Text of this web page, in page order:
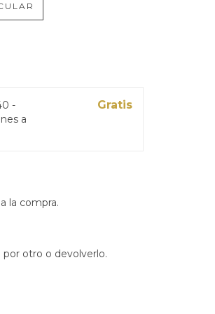
-
a
Gratis
la compra.
otro o devolverlo.